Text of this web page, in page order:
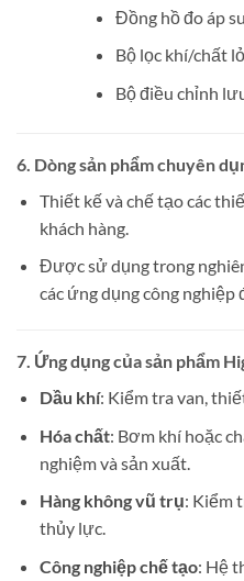
Đồng hồ đo áp
Bộ lọc khí/chất
Bộ điều chỉnh
6. Dòng sản phẩm chuyên
Thiết kế và chế tạo các
khách hàng.
Được sử dụng trong
các ứng dụng công nghiệp
7. Ứng dụng của sản phẩm
Dầu khí: Kiểm tra van,
Hóa chất: Bơm khí hoặc
nghiệm và sản xuất.
Hàng không vũ trụ: Kiểm
thủy lực.
Công nghiệp chế tạo: Hệ